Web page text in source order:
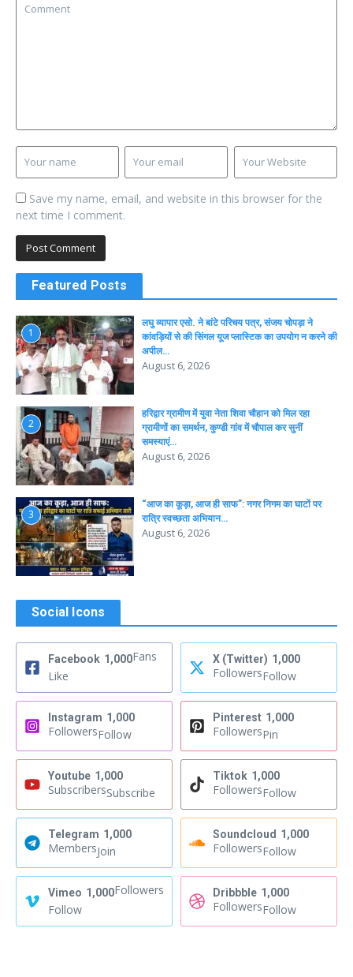
Save my name, email, and website in this browser for the
next time I comment.
Featured Posts
1
लघु व्यापार एसो. ने बांटे परिचय पत्र, संजय चोपड़ा ने
कांवड़ियों से की सिंगल यूज प्लास्टिक का उपयोग न करने की
अपील…
August 6, 2026
2
हरिद्वार ग्रामीण में युवा नेता शिवा चौहान को मिल रहा
ग्रामीणों का समर्थन, कुण्डी गांव में चौपाल कर सुनीं
समस्याएं…
August 6, 2026
3
“आज का कूड़ा, आज ही साफ”: नगर निगम का घाटों पर
रात्रि स्वच्छता अभियान…
August 6, 2026
Social Icons
Facebook 1,000Fans
Like
X (Twitter) 1,000
FollowersFollow
Instagram 1,000
FollowersFollow
Pinterest 1,000
FollowersPin
Youtube 1,000
SubscribersSubscribe
Tiktok 1,000
FollowersFollow
Telegram 1,000
MembersJoin
Soundcloud 1,000
FollowersFollow
Vimeo 1,000Followers
Follow
Dribbble 1,000
FollowersFollow